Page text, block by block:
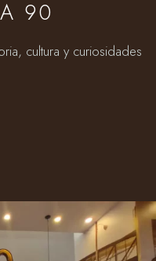
90
cultura y curiosidades